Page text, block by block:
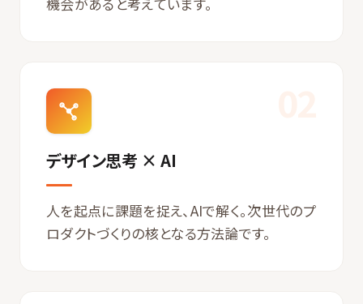
デザイン思考 × AI
人を起点に課題を捉え、AIで解く。次世代のプ
ロダクトづくりの核となる方法論です。